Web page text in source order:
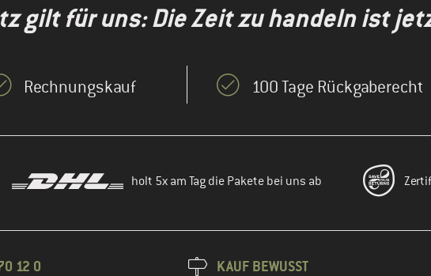
gilt für uns: Die Zeit zu handeln ist
Rechnungskauf 100 Tage Rückgaberecht
holt 5x am Tag die Pakete bei uns ab
12 0 KAUF BEWUSST